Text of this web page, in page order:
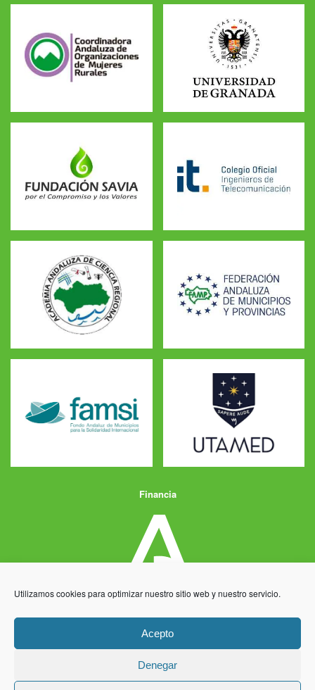
Utilizamos cookies para optimizar nuestro sitio web y nuestro servicio.
Acepto
Denegar
Financia